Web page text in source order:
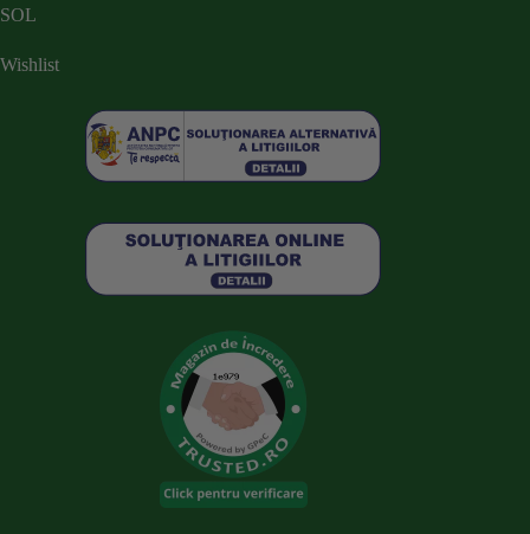
SOL
Wishlist